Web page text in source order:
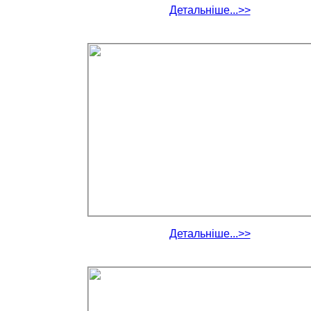
Детальніше...>>
Детальніше...>>